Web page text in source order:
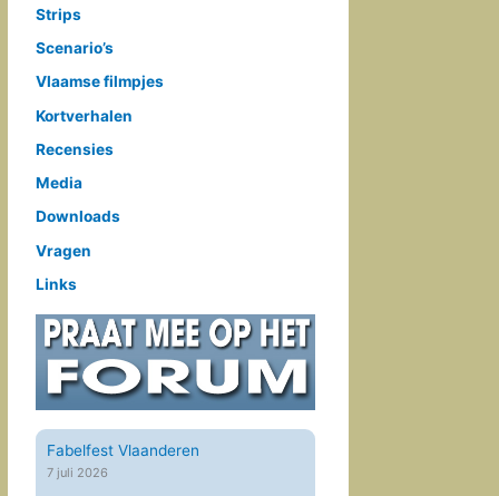
Strips
Scenario’s
Vlaamse filmpjes
Kortverhalen
Recensies
Media
Downloads
Vragen
Links
Fabelfest Vlaanderen
7 juli 2026